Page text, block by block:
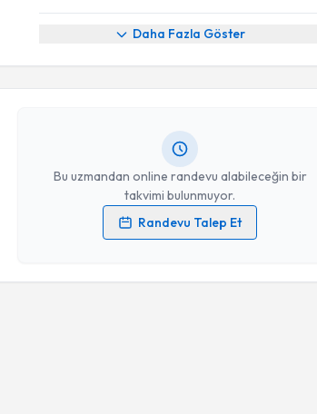
Daha Fazla Göster
Bu uzmandan online randevu alabileceğin bir
takvimi bulunmuyor.
Randevu Talep Et
Randevu Takvimi Talebi
Kişisel verilerimin işlenmesine ilişkinAydınlatma Metni